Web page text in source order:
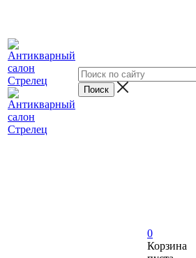
0
Корзина